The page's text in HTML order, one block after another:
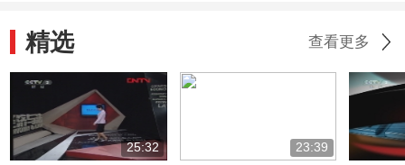
精选 查看更多
25:32 23:39